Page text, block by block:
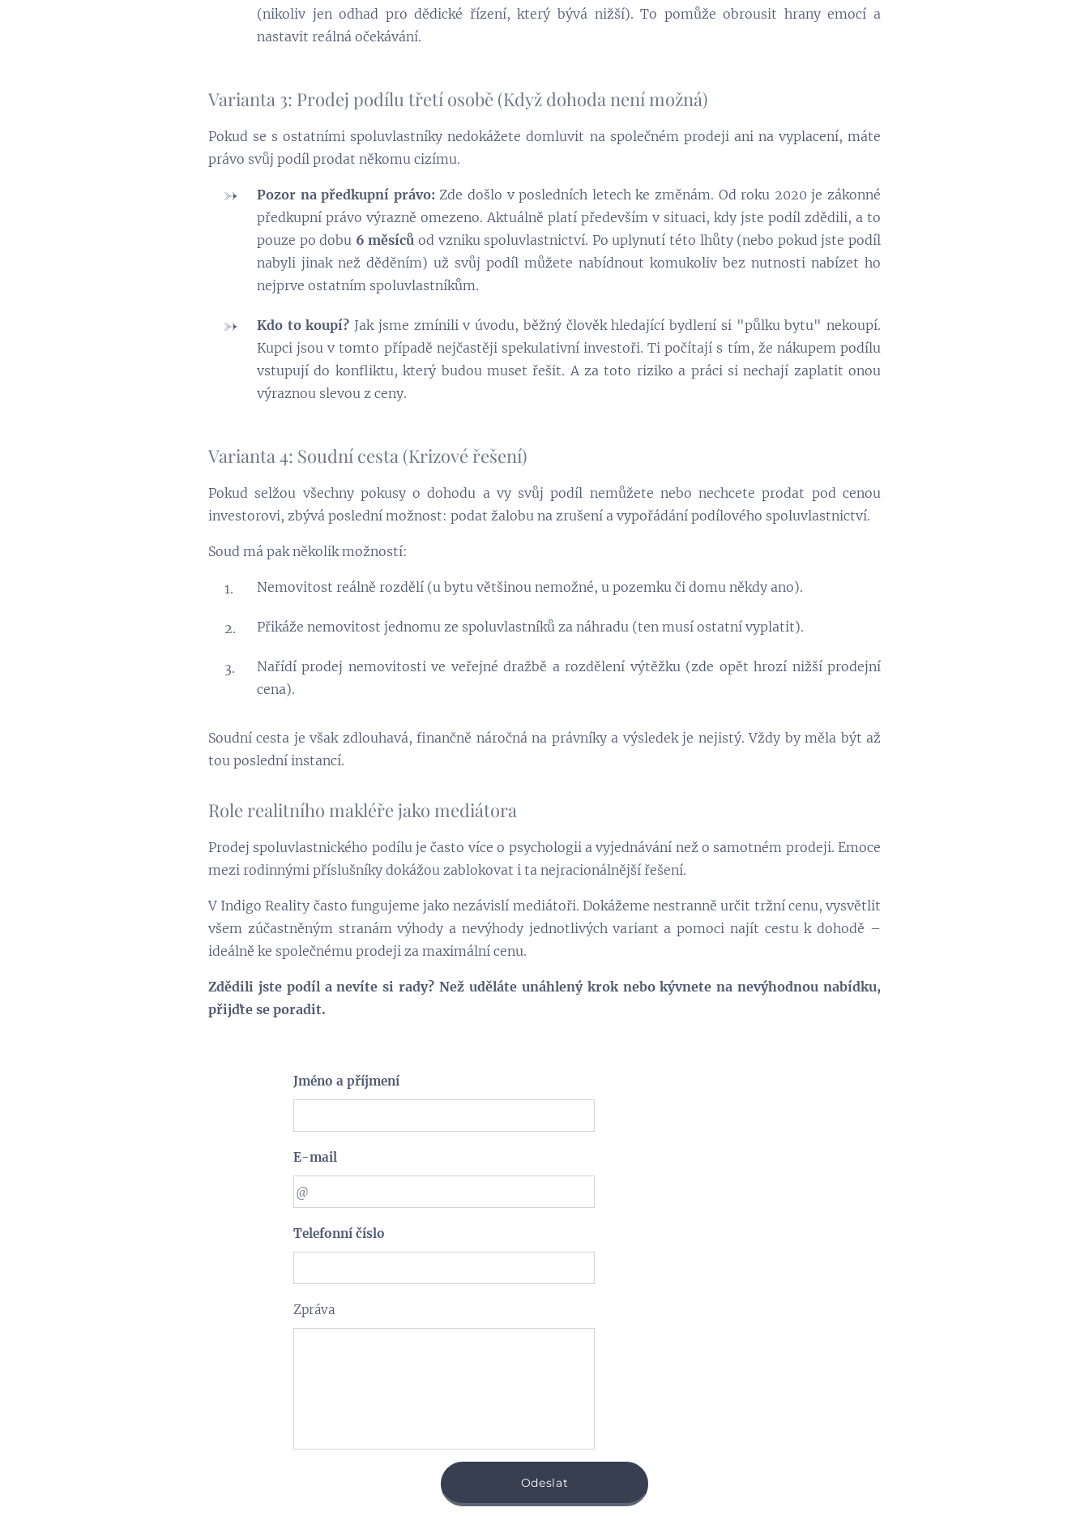
(nikoliv jen odhad pro dědické řízení, který bývá nižší). To pomůže obrousit hrany emocí a
nastavit reálná očekávání.
Varianta 3: Prodej podílu třetí osobě (Když dohoda není možná)
Pokud se s ostatními spoluvlastníky nedokážete domluvit na společném prodeji ani na vyplacení, máte
právo svůj podíl prodat někomu cizímu.
Pozor na předkupní právo: Zde došlo v posledních letech ke změnám. Od roku 2020 je zákonné
předkupní právo výrazně omezeno. Aktuálně platí především v situaci, kdy jste podíl zdědili, a to
pouze po dobu 6 měsíců od vzniku spoluvlastnictví. Po uplynutí této lhůty (nebo pokud jste podíl
nabyli jinak než děděním) už svůj podíl můžete nabídnout komukoliv bez nutnosti nabízet ho
nejprve ostatním spoluvlastníkům.
Kdo to koupí? Jak jsme zmínili v úvodu, běžný člověk hledající bydlení si "půlku bytu" nekoupí.
Kupci jsou v tomto případě nejčastěji spekulativní investoři. Ti počítají s tím, že nákupem podílu
vstupují do konfliktu, který budou muset řešit. A za toto riziko a práci si nechají zaplatit onou
výraznou slevou z ceny.
Varianta 4: Soudní cesta (Krizové řešení)
Pokud selžou všechny pokusy o dohodu a vy svůj podíl nemůžete nebo nechcete prodat pod cenou
investorovi, zbývá poslední možnost: podat žalobu na zrušení a vypořádání podílového spoluvlastnictví.
Soud má pak několik možností:
Nemovitost reálně rozdělí (u bytu většinou nemožné, u pozemku či domu někdy ano).
Přikáže nemovitost jednomu ze spoluvlastníků za náhradu (ten musí ostatní vyplatit).
Nařídí prodej nemovitosti ve veřejné dražbě a rozdělení výtěžku (zde opět hrozí nižší prodejní
cena).
Soudní cesta je však zdlouhavá, finančně náročná na právníky a výsledek je nejistý. Vždy by měla být až
tou poslední instancí.
Role realitního makléře jako mediátora
Prodej spoluvlastnického podílu je často více o psychologii a vyjednávání než o samotném prodeji. Emoce
mezi rodinnými příslušníky dokážou zablokovat i ta nejracionálnější řešení.
V Indigo Reality často fungujeme jako nezávislí mediátoři. Dokážeme nestranně určit tržní cenu, vysvětlit
všem zúčastněným stranám výhody a nevýhody jednotlivých variant a pomoci najít cestu k dohodě –
ideálně ke společnému prodeji za maximální cenu.
Zdědili jste podíl a nevíte si rady? Než uděláte unáhlený krok nebo kývnete na nevýhodnou nabídku,
přijďte se poradit.
Jméno a příjmení
E-mail
Telefonní číslo
Zpráva
Odeslat